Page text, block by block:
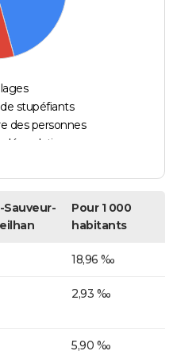
stupéfiants
des personnes
Sauveur-
Pour 1 000
habitants
18,96 ‰
2,93 ‰
5,90 ‰